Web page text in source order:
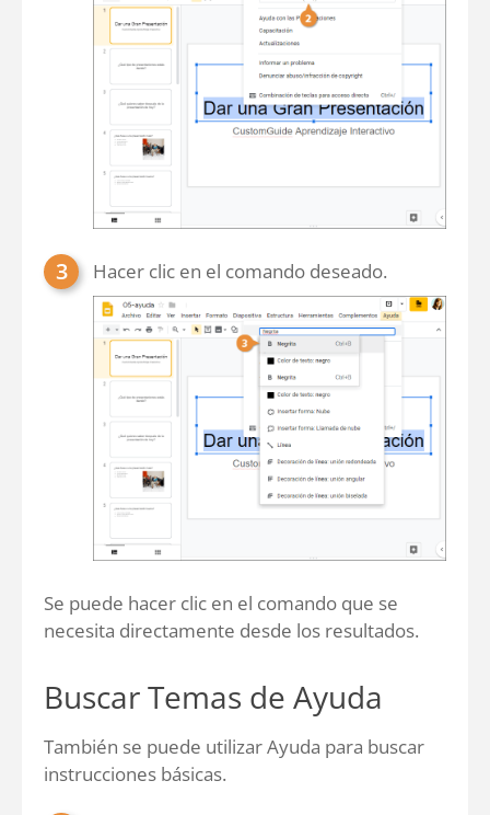
Hacer clic en el comando deseado.
Se puede hacer clic en el comando que se
necesita directamente desde los resultados.
Buscar Temas de Ayuda
También se puede utilizar Ayuda para buscar
instrucciones básicas.